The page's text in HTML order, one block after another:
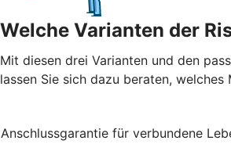
Welche Varianten der
Mit diesen drei Varianten und den
lassen Sie sich dazu beraten,
Anschlussgarantie für verbundene